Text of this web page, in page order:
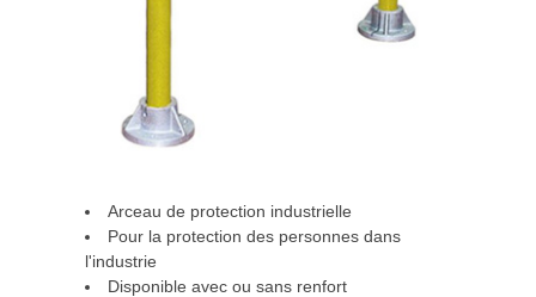
Arceau de protection industrielle
Pour la protection des personnes dans
l'industrie
Disponible avec ou sans renfort